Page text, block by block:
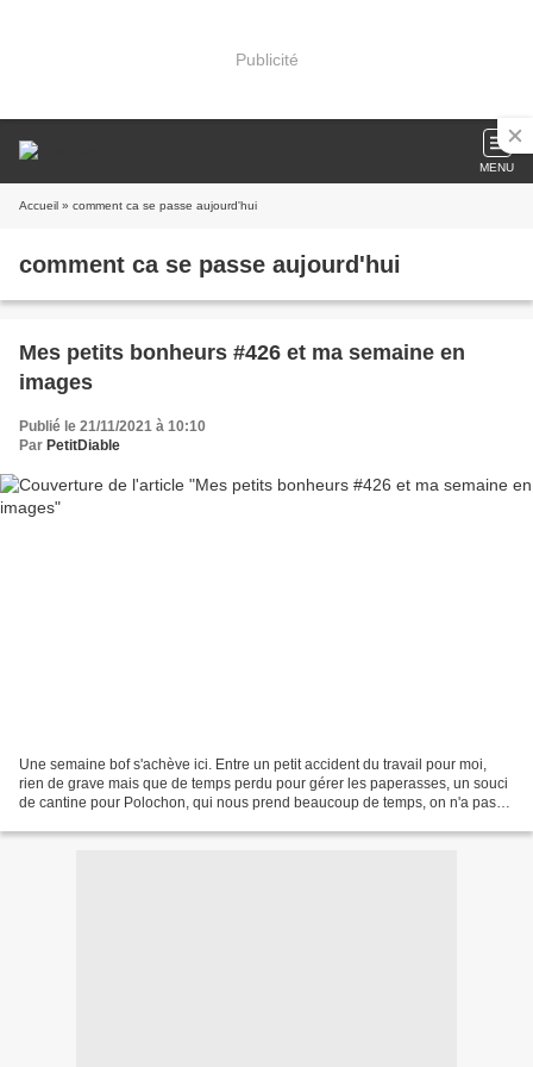
Publicité
MENU
Accueil » comment ca se passe aujourd'hui
comment ca se passe aujourd'hui
Mes petits bonheurs #426 et ma semaine en
images
Publié le 21/11/2021 à 10:10
Par PetitDiable
Une semaine bof s'achève ici. Entre un petit accident du travail pour moi,
rien de grave mais que de temps perdu pour gérer les paperasses, un souci
de cantine pour Polochon, qui nous prend beaucoup de temps, on n'a pas